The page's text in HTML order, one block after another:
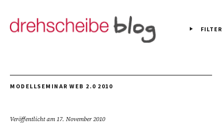
FILTER
MODELLSEMINAR WEB 2.0 2010
Veröffentlicht am17. November 2010